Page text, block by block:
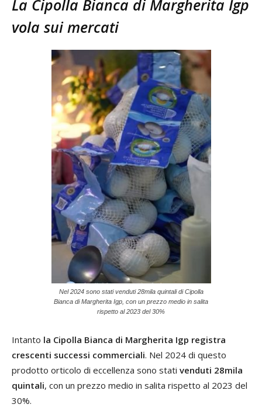
La Cipolla Bianca di Margherita Igp
vola sui mercati
Nel 2024 sono stati venduti 28mila quintali di Cipolla
Bianca di Margherita Igp, con un prezzo medio in salita
rispetto al 2023 del 30%
Intanto la Cipolla Bianca di Margherita Igp registra
crescenti successi commerciali. Nel 2024 di questo
prodotto orticolo di eccellenza sono stati venduti 28mila
quintali, con un prezzo medio in salita rispetto al 2023 del
30%.